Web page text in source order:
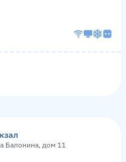
Балонина, дом 11